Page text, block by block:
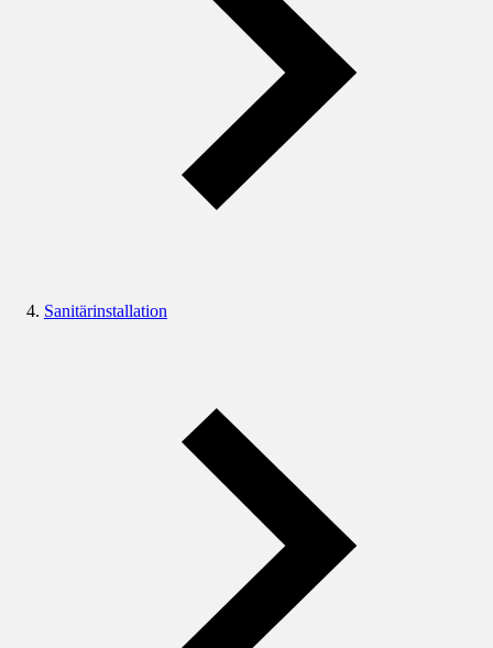
Sanitärinstallation